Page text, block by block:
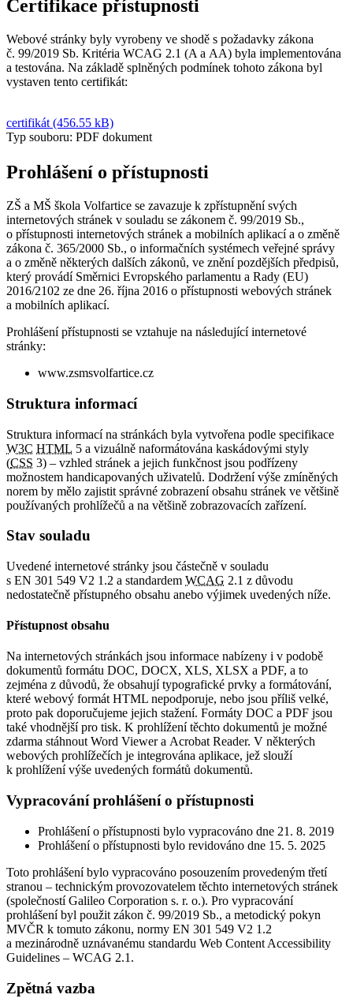
Certifikace přístupnosti
Webové stránky byly vyrobeny ve shodě s požadavky zákona
č. 99/2019 Sb. Kritéria WCAG 2.1 (A a AA) byla implementována
a testována. Na základě splněných podmínek tohoto zákona byl
vystaven tento certifikát:
certifikát (456.55 kB)
Typ souboru: PDF dokument
Prohlášení o přístupnosti
ZŠ a MŠ škola Volfartice se zavazuje k zpřístupnění svých
internetových stránek v souladu se zákonem č. 99/2019 Sb.,
o přístupnosti internetových stránek a mobilních aplikací a o změně
zákona č. 365/2000 Sb., o informačních systémech veřejné správy
a o změně některých dalších zákonů, ve znění pozdějších předpisů,
který provádí Směrnici Evropského parlamentu a Rady (EU)
2016/2102 ze dne 26. října 2016 o přístupnosti webových stránek
a mobilních aplikací.
Prohlášení přístupnosti se vztahuje na následující internetové
stránky:
www.zsmsvolfartice.cz
Struktura informací
Struktura informací na stránkách byla vytvořena podle specifikace
W3C HTML 5 a vizuálně naformátována kaskádovými styly
(CSS 3) – vzhled stránek a jejich funkčnost jsou podřízeny
možnostem handicapovaných uživatelů. Dodržení výše zmíněných
norem by mělo zajistit správné zobrazení obsahu stránek ve většině
používaných prohlížečů a na většině zobrazovacích zařízení.
Stav souladu
Uvedené internetové stránky jsou částečně v souladu
s EN 301 549 V2 1.2 a standardem WCAG 2.1 z důvodu
nedostatečně přístupného obsahu anebo výjimek uvedených níže.
Přístupnost obsahu
Na internetových stránkách jsou informace nabízeny i v podobě
dokumentů formátu DOC, DOCX, XLS, XLSX a PDF, a to
zejména z důvodů, že obsahují typografické prvky a formátování,
které webový formát HTML nepodporuje, nebo jsou příliš velké,
proto pak doporučujeme jejich stažení. Formáty DOC a PDF jsou
také vhodnější pro tisk. K prohlížení těchto dokumentů je možné
zdarma stáhnout Word Viewer a Acrobat Reader. V některých
webových prohlížečích je integrována aplikace, jež slouží
k prohlížení výše uvedených formátů dokumentů.
Vypracování prohlášení o přístupnosti
Prohlášení o přístupnosti bylo vypracováno dne 21. 8. 2019
Prohlášení o přístupnosti bylo revidováno dne 15. 5. 2025
Toto prohlášení bylo vypracováno posouzením provedeným třetí
stranou – technickým provozovatelem těchto internetových stránek
(společností Galileo Corporation s. r. o.). Pro vypracování
prohlášení byl použit zákon č. 99/2019 Sb., a metodický pokyn
MVČR k tomuto zákonu, normy EN 301 549 V2 1.2
a mezinárodně uznávanému standardu Web Content Accessibility
Guidelines – WCAG 2.1.
Zpětná vazba